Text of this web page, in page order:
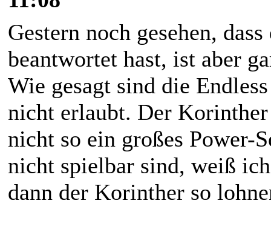
Gestern noch gesehen,
beantwortet hast, ist aber
Wie gesagt sind die
nicht erlaubt. Der
nicht so ein großes Power-
nicht spielbar sind, weiß
dann der Korinther so